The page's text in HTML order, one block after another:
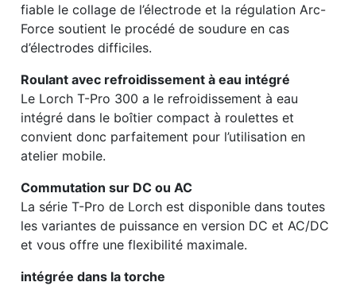
fiable le collage de l’électrode et la régulation Arc-
Force soutient le procédé de soudure en cas
d’électrodes difficiles.
Roulant avec refroidissement à eau intégré
Le Lorch T-Pro 300 a le refroidissement à eau
intégré dans le boîtier compact à roulettes et
convient donc parfaitement pour l’utilisation en
atelier mobile.
Commutation sur DC ou AC
La série T-Pro de Lorch est disponible dans toutes
les variantes de puissance en version DC et AC/DC
et vous offre une flexibilité maximale.
intégrée dans la torche